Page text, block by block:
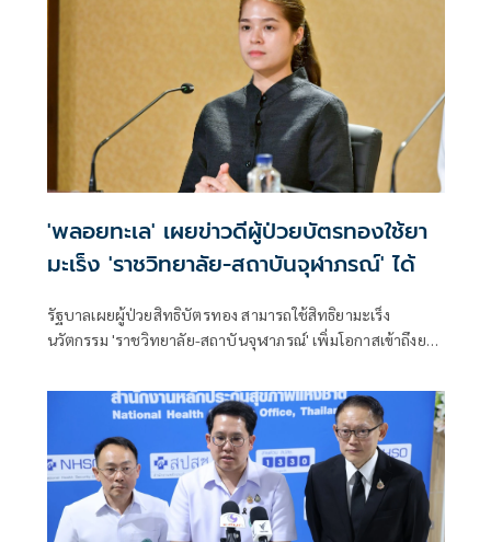
'พลอยทะเล' เผยข่าวดีผู้ป่วยบัตรทองใช้ยา
มะเร็ง 'ราชวิทยาลัย-สถาบันจุฬาภรณ์' ได้
รัฐบาลเผยผู้ป่วยสิทธิบัตรทอง สามารถใช้สิทธิยามะเร็ง
นวัตกรรม 'ราชวิทยาลัย-สถาบันจุฬาภรณ์' เพิ่มโอกาสเข้าถึงยา